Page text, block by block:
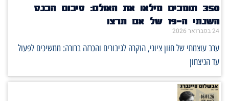
350 תומכים מילאו את האולם: סיכום הכנס
השנתי ה־19 של אם תרצו
24 בפברואר 2026
ערב עוצמתי של חזון ציוני, הוקרה לגיבורים והכרזה ברורה: ממשיכים לפעול
עד הניצחון